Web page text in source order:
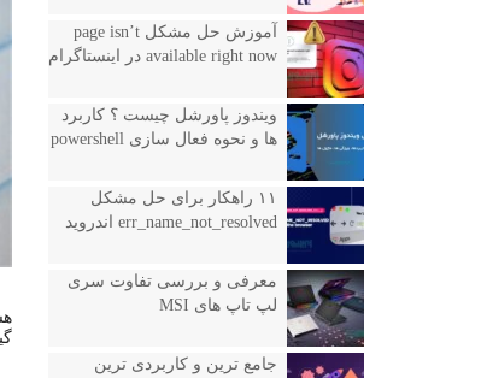
آموزش حل مشکل page isn’t
available right now در اینستاگرام
ویندوز پاورشل چیست ؟ کاربرد
ها و نحوه فعال سازی powershell
۱۱ راهکار برای حل مشکل
err_name_not_resolved اندروید
معرفی و بررسی تفاوت سری
لپ تاپ های MSI
جامع ترین و کاربردی ترین